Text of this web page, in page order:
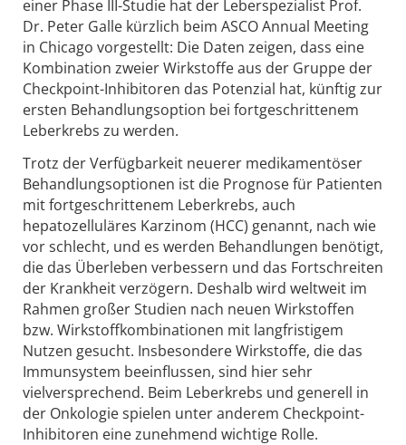
einer Phase III-Studie hat der Leberspezialist Prof.
Dr. Peter Galle kürzlich beim ASCO Annual Meeting
in Chicago vorgestellt: Die Daten zeigen, dass eine
Kombination zweier Wirkstoffe aus der Gruppe der
Checkpoint-Inhibitoren das Potenzial hat, künftig zur
ersten Behandlungsoption bei fortgeschrittenem
Leberkrebs zu werden.
Trotz der Verfügbarkeit neuerer medikamentöser
Behandlungsoptionen ist die Prognose für Patienten
mit fortgeschrittenem Leberkrebs, auch
hepatozelluläres Karzinom (HCC) genannt, nach wie
vor schlecht, und es werden Behandlungen benötigt,
die das Überleben verbessern und das Fortschreiten
der Krankheit verzögern. Deshalb wird weltweit im
Rahmen großer Studien nach neuen Wirkstoffen
bzw. Wirkstoffkombinationen mit langfristigem
Nutzen gesucht. Insbesondere Wirkstoffe, die das
Immunsystem beeinflussen, sind hier sehr
vielversprechend. Beim Leberkrebs und generell in
der Onkologie spielen unter anderem Checkpoint-
Inhibitoren eine zunehmend wichtige Rolle.